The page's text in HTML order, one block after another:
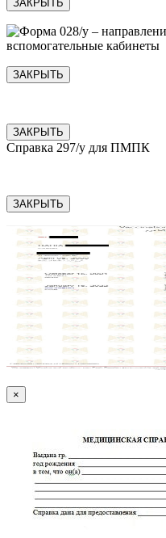
ЗАКРЫТЬ
ЗАКРЫТЬ
ЗАКРЫТЬ
Справка 297/у для ПМПК
ЗАКРЫТЬ
×